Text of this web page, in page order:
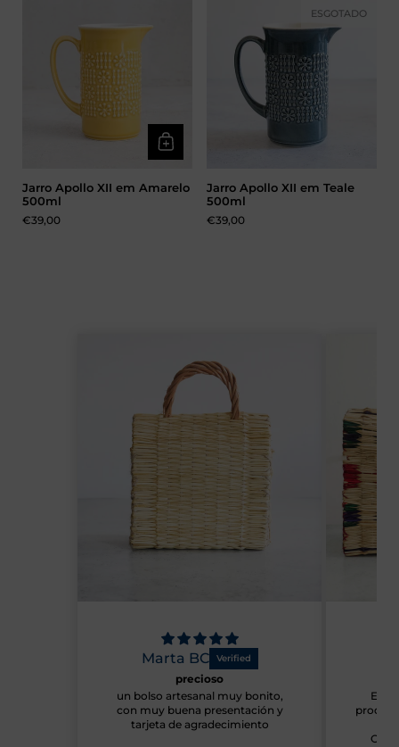
Jarro Apollo XII em Amarelo
500ml
Preço:
€39,00
Jarro Apollo XII em Teale
500ml
Preço:
€39,00
ESGOTADO
Marta BC
precioso
un bolso artesanal muy bonito,
con muy buena presentación y
tarjeta de agradecimiento